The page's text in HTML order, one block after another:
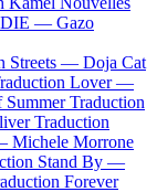
DIE — Gazo
Streets — Doja Cat
Lover —
Summer Traduction
Traduction
Michele Morrone
Stand By —
Forever